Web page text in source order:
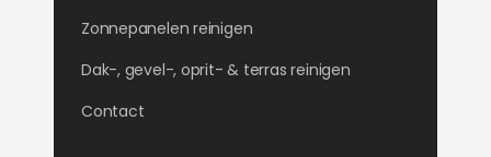
Zonnepanelen reinigen
Dak-, gevel-, oprit- & terras reinigen
Contact